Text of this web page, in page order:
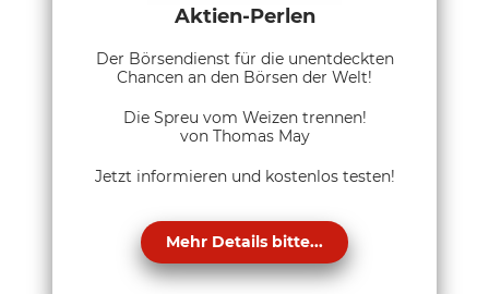
Aktien-Perlen
Der Börsendienst für die unentdeckten
Chancen an den Börsen der Welt!
Die Spreu vom Weizen trennen!
von Thomas May
Jetzt informieren und kostenlos testen!
Mehr Details bitte...